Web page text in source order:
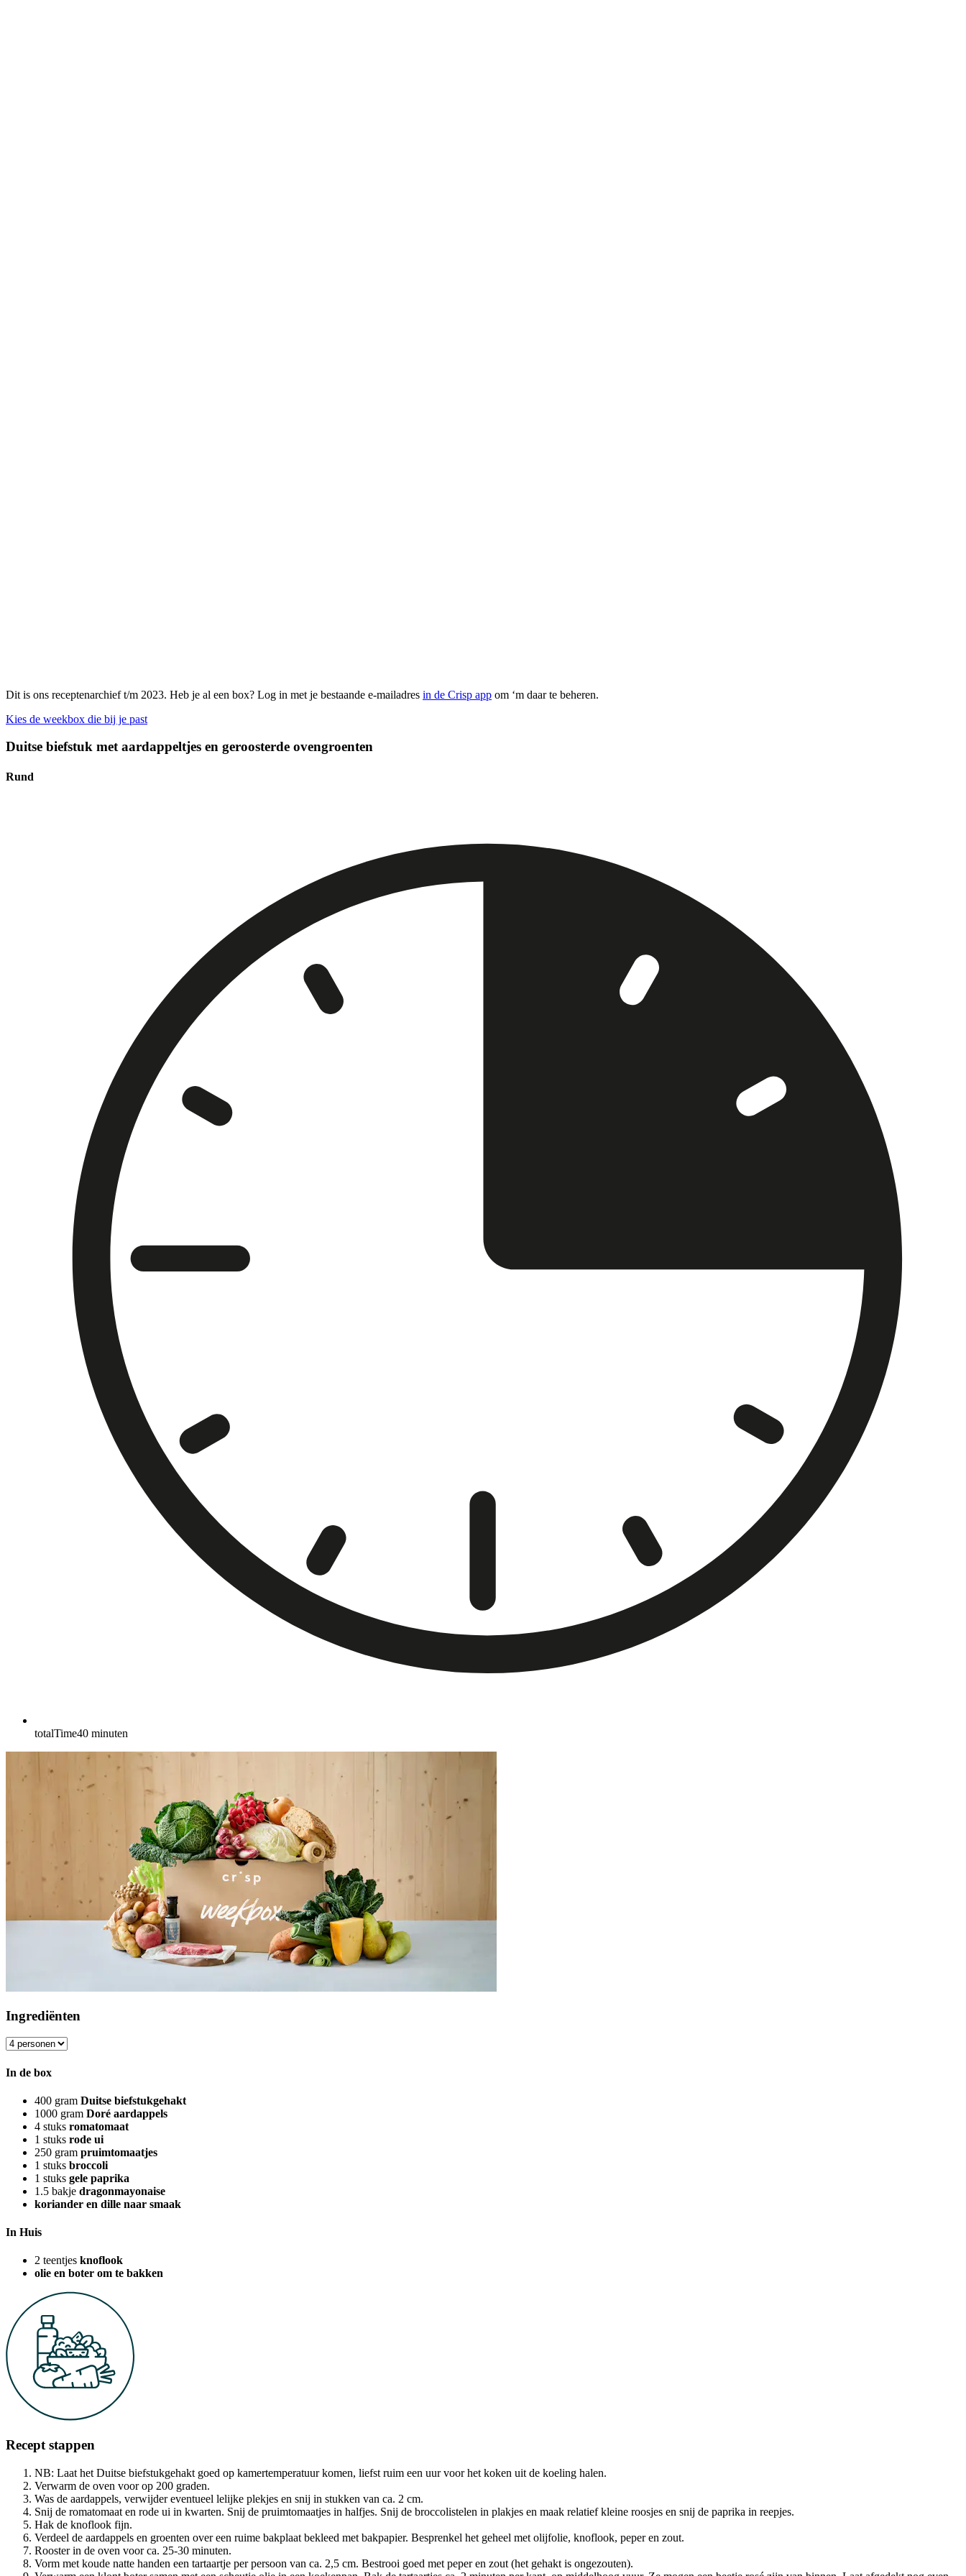
Dit is ons receptenarchief t/m 2023. Heb je al een box? Log in met je bestaande e-mailadres in de Crisp app om ‘m daar te beheren.
Kies de weekbox die bij je past
Duitse biefstuk met aardappeltjes en geroosterde ovengroenten
Rund
totalTime40 minuten
Ingrediënten
In de box
400 gram Duitse biefstukgehakt
1000 gram Doré aardappels
4 stuks romatomaat
1 stuks rode ui
250 gram pruimtomaatjes
1 stuks broccoli
1 stuks gele paprika
1.5 bakje dragonmayonaise
koriander en dille naar smaak
In Huis
2 teentjes knoflook
olie en boter om te bakken
Recept stappen
NB: Laat het Duitse biefstukgehakt goed op kamertemperatuur komen, liefst ruim een uur voor het koken uit de koeling halen.
Verwarm de oven voor op 200 graden.
Was de aardappels, verwijder eventueel lelijke plekjes en snij in stukken van ca. 2 cm.
Snij de romatomaat en rode ui in kwarten. Snij de pruimtomaatjes in halfjes. Snij de broccolistelen in plakjes en maak relatief kleine roosjes en snij de paprika in reepjes.
Hak de knoflook fijn.
Verdeel de aardappels en groenten over een ruime bakplaat bekleed met bakpapier. Besprenkel het geheel met olijfolie, knoflook, peper en zout.
Rooster in de oven voor ca. 25-30 minuten.
Vorm met koude natte handen een tartaartje per persoon van ca. 2,5 cm. Bestrooi goed met peper en zout (het gehakt is ongezouten).